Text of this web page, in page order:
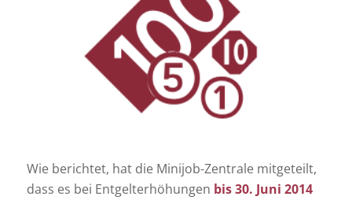
Wie berichtet, hat die Minijob-Zentrale mitgeteilt,
dass es bei Entgelterhöhungen bis 30. Juni 2014